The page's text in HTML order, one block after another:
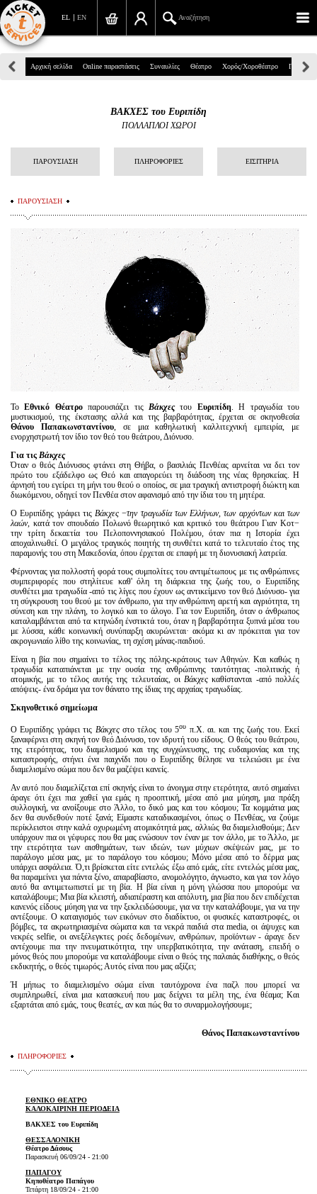
EN
EL Αναζήτηση
Πανεπιστημίου 39, Αθήνα
info@ticketservices.gr
Αναζήτηση
Σύνδεση/Εγγραφή
Αναζήτηση παραγγελίας
Προσωπικά Δεδομένα
Πληροφορίες
Είσοδος διαχειριστή
Αρχική σελίδα Online παραστάσεις Συναυλίες Θέατρο Χορός/Χοροθέατρο Παιδικά
ΒΑΚΧΕΣ του Ευριπίδη
ΠΟΛΛΑΠΛΟΙ ΧΩΡΟΙ
ΠΑΡΟΥΣΙΑΣΗ ΠΛΗΡΟΦΟΡΙΕΣ ΕΙΣΙΤΗΡΙΑ
ΠΑΡΟΥΣΙΑΣΗ
ΤοΕθνικό Θέατροπαρουσιάζει τις Βάκχεςτου Ευριπίδη. Η τραγωδία του
μυστικισμού, της έκστασης αλλά και της βαρβαρότητας, έρχεται σε σκηνοθεσία
Θάνου Παπακωνσταντίνου, σε μια καθηλωτική καλλιτεχνική εμπειρία, με
ενορχηστρωτή τον ίδιο τον θεό του θεάτρου, Διόνυσο.
Για τις Βάκχες
Όταν ο θεός Διόνυσος φτάνει στη Θήβα, ο βασιλιάς Πενθέας αρνείται να δει τον
πρώτο του εξάδελφο ως Θεό και απαγορεύει τη διάδοση της νέας θρησκείας. Η
άρνησή του εγείρει τη μήνι του θεού ο οποίος, σε μια τραγική αντιστροφή διώκτη και
διωκόμενου, οδηγεί τον Πενθέα στον αφανισμό από την ίδια του τη μητέρα.
Ο Ευριπίδης γράφει τις Βάκχες −την τραγωδία των Ελλήνων, των αρχόντων και των
λαών, κατά τον σπουδαίο Πολωνό θεωρητικό και κριτικό του θεάτρου Γιαν Κοτ−
την τρίτη δεκαετία του Πελοποννησιακού Πολέμου, όταν πια η Ιστορία έχει
αποχαλινωθεί. Ο μεγάλος τραγικός ποιητής τη συνθέτει κατά το τελευταίο έτος της
παραμονής του στη Μακεδονία, όπου έρχεται σε επαφή με τη διονυσιακή λατρεία.
Φέρνοντας για πολλοστή φορά τους συμπολίτες του αντιμέτωπους με τις ανθρώπινες
συμπεριφορές που στηλίτευε καθ' όλη τη διάρκεια της ζωής του, ο Ευριπίδης
συνθέτει μια τραγωδία -από τις λίγες που έχουν ως αντικείμενο τον θεό Διόνυσο- για
τη σύγκρουση του θεού με τον άνθρωπο, για την ανθρώπινη αρετή και αγριότητα, τη
σύνεση και την πλάνη, το λογικό και το άλογο. Για τον Ευριπίδη, όταν ο άνθρωπος
καταλαμβάνεται από τα κτηνώδη ένστικτά του, όταν η βαρβαρότητα ξυπνά μέσα του
με λύσσα, κάθε κοινωνική συνύπαρξη ακυρώνεται· ακόμα κι αν πρόκειται για τον
ακρογωνιαίο λίθο της κοινωνίας, τη σχέση μάνας-παιδιού.
Είναι η βία που σημαίνει το τέλος της πόλης-κράτους των Αθηνών. Και καθώς η
τραγωδία καταπιάνεται με την ουσία της ανθρώπινης ταυτότητας -πολιτικής ή
ατομικής, με το τέλος αυτής της τελευταίας, οι Βάκχες καθίστανται -από πολλές
απόψεις- ένα δράμα για τον θάνατο της ίδιας της αρχαίας τραγωδίας.
Σκηνοθετικό σημείωμα
Ο Ευριπίδης γράφει τις Βάκχεςστο τέλος του 5ου π.Χ. αι. και της ζωής του. Εκεί
ξαναφέρνει στη σκηνή τον θεό Διόνυσο, τον ιδρυτή του είδους. Ο θεός του θεάτρου,
της ετερότητας, του διαμελισμού και της συγχώνευσης, της ευδαιμονίας και της
καταστροφής, στήνει ένα παιχνίδι που ο Ευριπίδης θέλησε να τελειώσει με ένα
διαμελισμένο σώμα που δεν θα μαζέψει κανείς.
Αν αυτό που διαμελίζεται επί σκηνής είναι το άνοιγμα στην ετερότητα, αυτό σημαίνει
άραγε ότι έχει πια χαθεί για εμάς η προοπτική, μέσα από μια μύηση, μια πράξη
συλλογική, να ανοίξουμε στο Άλλο, το δικό μας και του κόσμου; Τα κομμάτια μας
δεν θα συνδεθούν ποτέ ξανά; Είμαστε καταδικασμένοι, όπως ο Πενθέας, να ζούμε
περίκλειστοι στην καλά οχυρωμένη ατομικότητά μας, αλλιώς θα διαμελισθούμε; Δεν
υπάρχουν πια οι γέφυρες που θα μας ενώσουν τον έναν με τον άλλο, με το Άλλο, με
την ετερότητα των αισθημάτων, των ιδεών, των μύχιων σκέψεών μας, με το
παράλογο μέσα μας, με το παράλογο του κόσμου; Μόνο μέσα από το δέρμα μας
υπάρχει ασφάλεια. Ό,τι βρίσκεται είτε εντελώς έξω από εμάς, είτε εντελώς μέσα μας,
θα παραμείνει για πάντα ξένο, απαραβίαστο, ανομολόγητο, άγνωστο, και για τον λόγο
αυτό θα αντιμετωπιστεί με τη βία. Η βία είναι η μόνη γλώσσα που μπορούμε να
καταλάβουμε; Μια βία κλειστή, αδιαπέραστη και απόλυτη, μια βία που δεν επιδέχεται
κανενός είδους μύηση για να την ξεκλειδώσουμε, για να την καταλάβουμε, για να την
αντέξουμε. Ο καταιγισμός των εικόνων στο διαδίκτυο, οι φυσικές καταστροφές, οι
βόμβες, τα ακρωτηριασμένα σώματα και τα νεκρά παιδιά στα media, οι άψυχες και
νεκρές selfie, οι ανεξέλεγκτες ροές δεδομένων, ανθρώπων, προϊόντων - άραγε δεν
αντέχουμε πια την πνευματικότητα, την υπερβατικότητα, την ανάταση, επειδή ο
μόνος θεός που μπορούμε να καταλάβουμε είναι ο θεός της παλαιάς διαθήκης, ο θεός
εκδικητής, ο θεός τιμωρός; Αυτός είναι που μας αξίζει;
Ή μήπως το διαμελισμένο σώμα είναι ταυτόχρονα ένα παζλ που μπορεί να
συμπληρωθεί, είναι μια κατασκευή που μας δείχνει τα μέλη της, ένα θέαμα; Και
εξαρτάται από εμάς, τους θεατές, αν και πώς θα το συναρμολογήσουμε;
Θάνος Παπακωνσταντίνου
ΠΛΗΡΟΦΟΡΙΕΣ
ΕΘΝΙΚΟ ΘΕΑΤΡΟ
ΚΑΛΟΚΑΙΡΙΝΗ ΠΕΡΙΟΔΕΙΑ
ΒΑΚΧΕΣ του Ευριπίδη
ΘΕΣΣΑΛΟΝΙΚΗ
Θέατρο Δάσους
Παρασκευή 06/09/24 - 21:00
ΠΑΠΑΓΟΥ
Κηποθέατρο Παπάγου
Τετάρτη 18/09/24 - 21:00